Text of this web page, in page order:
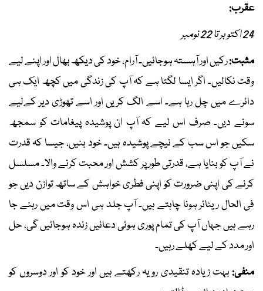
عقرب:
24 اکتوبر تا 22 نومبر
مثبت:رکیں اور آہستہ ہوجائیں۔ آرام، خود کی دیکھ بھال اور اپنے لیے
وقت نکالیں۔ اگر ایسا لگتا ہے کہ آپ کی زندگی میں کچھ ایک ہی
دائرے میں چل رہا ہے۔ اسے الگ کریں اور اسے تھوڑی دیر کےلیے
سونے دیں۔ صرف اس لیے کہ آپ ان پوشیدہ پیغامات کو سمجھ
سکیں جو اس سب کے نیچے پوشیدہ ہیں۔ خود بنیں، جیسا کہ قدرت
نے آپ کو بنایا ہے، قدرتی طور پر کشش اور محبت کرنے والا۔ مسلسل
کرنے کی اپنی ضرورت کو اپنی فطری خواہش کے ساتھ توازن دیں جو
فی الحال ریٹائر ہونا چاہتے ہیں۔ آپ جلد ہی اس وقت میں رہنے جا
رہے ہیں جہاں آپ کی تمام پوری ہوئی دعائیں زندہ ہوجائیں گی، حل
اور مدد کے لیے کھلے رہیں۔
منفی:بہت زیادہ تنقیدی رویہ رکھتے ہیں اور خود کو اور دوسروں کو